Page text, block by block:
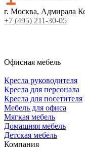
г. Москва, Адмирала
+7 (495) 211-30-05
Офисная мебель
Кресла руководителя
Кресла для персонала
Кресла для посетителя
Мебель для офиса
Мягкая мебель
Домашняя мебель
Детская мебель
Компания